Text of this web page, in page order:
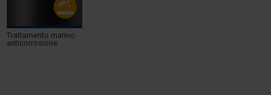
Trattamento marino
anticorrosione